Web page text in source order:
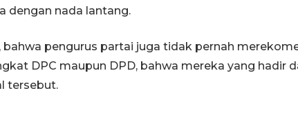
dengan nada lantang.
bahwa pengurus partai juga tidak pernah
DPC maupun DPD, bahwa mereka yang hadir
tersebut.